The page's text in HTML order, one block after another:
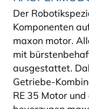
Der
Komponenten
maxon motor. Alle Raupenmodule und Kameras sind
mit
ausgestattet. Dabei kommen
Getriebe-
RE 35 Motor und das